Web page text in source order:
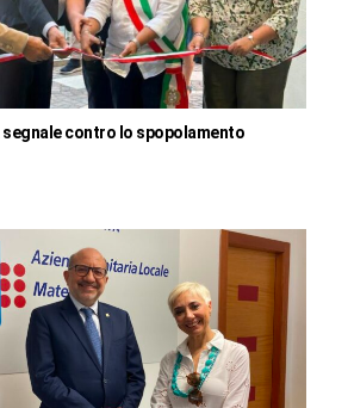
segnale contro lo spopolamento